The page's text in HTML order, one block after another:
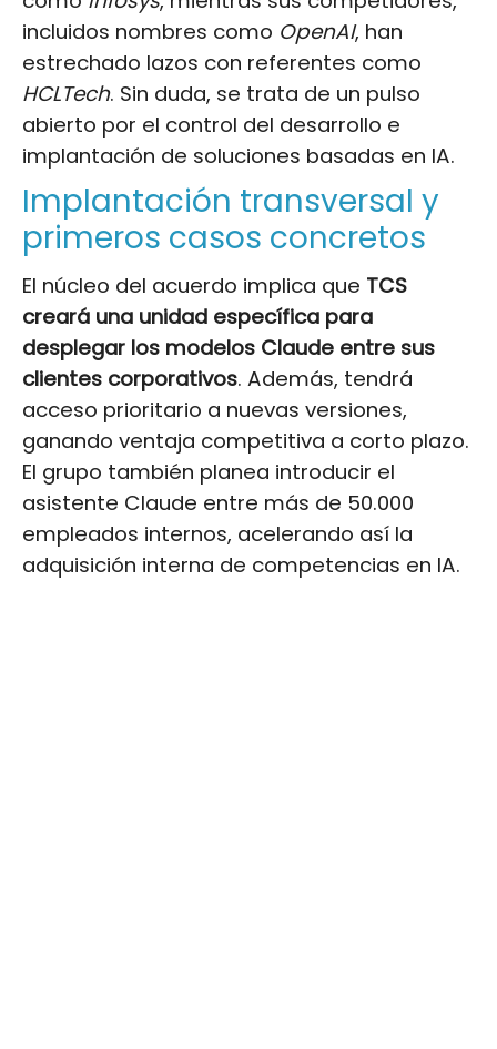
incluidos nombres como OpenAI, han
estrechado lazos con referentes como
HCLTech. Sin duda, se trata de un pulso
abierto por el control del desarrollo e
implantación de soluciones basadas en IA.
Implantación transversal y
primeros casos concretos
El núcleo del acuerdo implica que TCS
creará una unidad específica para
desplegar los modelos Claude entre sus
clientes corporativos. Además, tendrá
acceso prioritario a nuevas versiones,
ganando ventaja competitiva a corto plazo.
El grupo también planea introducir el
asistente Claude entre más de 50.000
empleados internos, acelerando así la
adquisición interna de competencias en IA.